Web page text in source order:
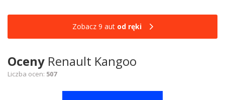
Zobacz 9 aut od ręki
Oceny Renault Kangoo
Liczba ocen: 507